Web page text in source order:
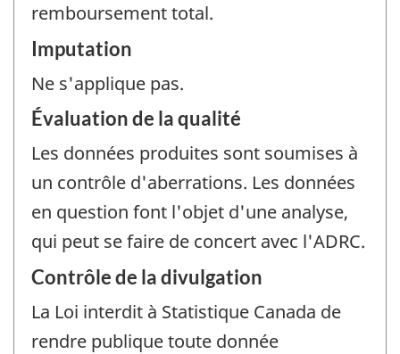
remboursement total.
Imputation
Ne s'applique pas.
Évaluation de la qualité
Les données produites sont soumises à
un contrôle d'aberrations. Les données
en question font l'objet d'une analyse,
qui peut se faire de concert avec l'ADRC.
Contrôle de la divulgation
La Loi interdit à Statistique Canada de
rendre publique toute donnée